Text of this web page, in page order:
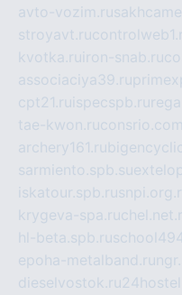
avto-vozim.ru
stroyavt.ru
kvotka.ru iron-snab.ru
associaciya39.ru
cpt21.ru ispecspb.ru
tae-kwon.ru
archery161.ru
sarmiento.spb.su
iskatour.spb.ru
krygeva-spa.ru
hl-beta.spb.ru
epoha-metalband.ru
dieselvostok.ru